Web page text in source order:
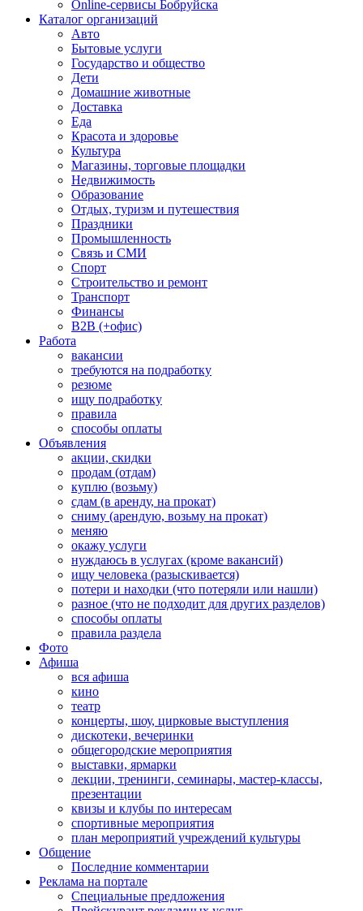
Online-сервисы Бобруйска
Каталог организаций
Авто
Бытовые услуги
Государство и общество
Дети
Домашние животные
Доставка
Еда
Красота и здоровье
Культура
Магазины, торговые площадки
Недвижимость
Образование
Отдых, туризм и путешествия
Праздники
Промышленность
Связь и СМИ
Спорт
Строительство и ремонт
Транспорт
Финансы
B2B (+офис)
Работа
вакансии
требуются на подработку
резюме
ищу подработку
правила
способы оплаты
Объявления
акции, скидки
продам (отдам)
куплю (возьму)
сдам (в аренду, на прокат)
сниму (арендую, возьму на прокат)
меняю
окажу услуги
нуждаюсь в услугах (кроме вакансий)
ищу человека (разыскивается)
потери и находки (что потеряли или нашли)
разное (что не подходит для других разделов)
способы оплаты
правила раздела
Фото
Афиша
вся афиша
кино
театр
концерты, шоу, цирковые выступления
дискотеки, вечеринки
общегородские мероприятия
выставки, ярмарки
лекции, тренинги, семинары, мастер-классы,
презентации
квизы и клубы по интересам
спортивные мероприятия
план мероприятий учреждений культуры
Общение
Последние комментарии
Реклама на портале
Специальные предложения